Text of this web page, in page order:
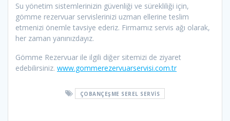
Su yönetim sistemlerinizin güvenliği ve sürekliliği için,
gömme rezervuar servislerinizi uzman ellerine teslim
etmenizi önemle tavsiye ederiz. Firmamız servis ağı olarak,
her zaman yanınızdayız.
Gömme Rezervuar ile ilgili diğer sitemizi de ziyaret
edebilirsiniz. www.gommerezervuarservisi.com.tr
ÇOBANÇEŞME SEREL SERVIS